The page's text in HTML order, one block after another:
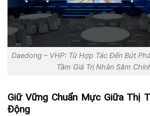
Daedong – VHP: Từ Hợp Tác Đến Bứt
Tầm Giá Trị Nhân Sâm
Giữ Vững Chuẩn Mực Giữa Thị
Động